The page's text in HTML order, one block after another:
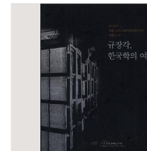
설명
“정조”와 “정약용”이 동시에 포함된 자료를 검
“정조” 또는 “정약용”이 포함된 자료를 검색
“정조”가 나온 후 “정약용”이 나오지 않는 자